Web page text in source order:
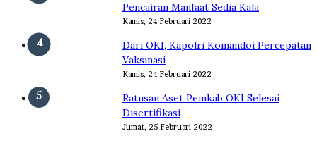
Pencairan Manfaat Sedia Kala
Kamis, 24 Februari 2022
Dari OKI, Kapolri Komandoi Percepatan
Vaksinasi
Kamis, 24 Februari 2022
Ratusan Aset Pemkab OKI Selesai
Disertifikasi
Jumat, 25 Februari 2022